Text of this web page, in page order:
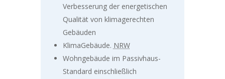
Verbesserung der energetischen
Qualität von klimagerechten
Gebäuden
KlimaGebäude. NRW
Wohngebäude im Passivhaus-
Standard einschließlich